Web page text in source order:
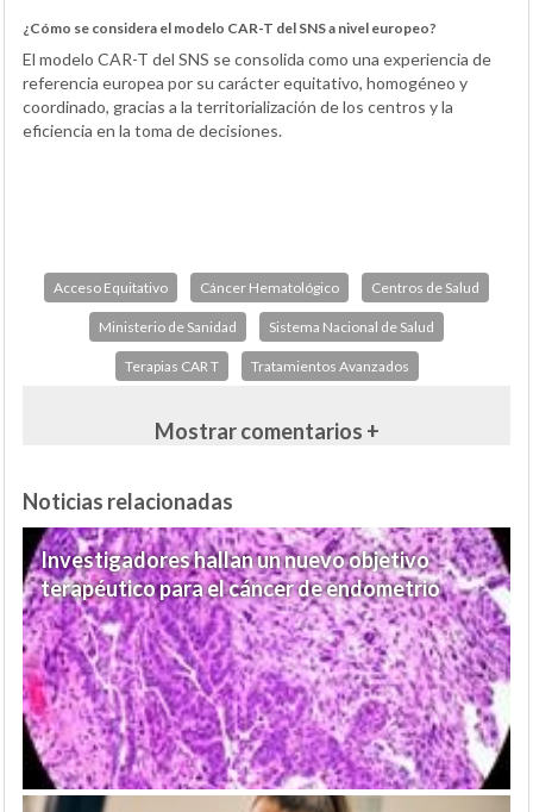
¿Cómo se considera el modelo CAR-T del SNS a nivel europeo?
El modelo CAR-T del SNS se consolida como una experiencia de
referencia europea por su carácter equitativo, homogéneo y
coordinado, gracias a la territorialización de los centros y la
eficiencia en la toma de decisiones.
Acceso Equitativo Cáncer Hematológico Centros de Salud
Ministerio de Sanidad Sistema Nacional de Salud
Terapias CAR T Tratamientos Avanzados
Mostrar comentarios +
Noticias relacionadas
Investigadores hallan un nuevo objetivo
terapéutico para el cáncer de endometrio